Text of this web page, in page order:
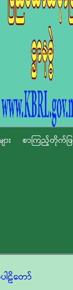
ား စာကြည့်တိုက်ဖြ
ါဠိတော်